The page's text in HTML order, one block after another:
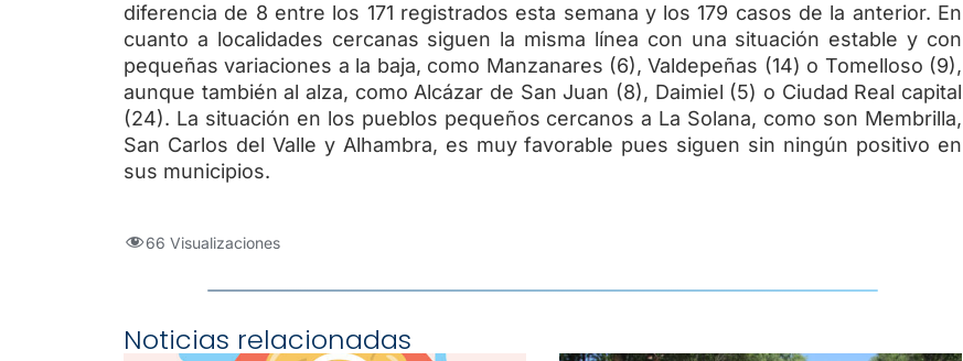
diferencia de 8 entre los 171 registrados esta semana y los 179 casos de la anterior. En
cuanto a localidades cercanas siguen la misma línea con una situación estable y con
pequeñas variaciones a la baja, como Manzanares (6), Valdepeñas (14) o Tomelloso (9),
aunque también al alza, como Alcázar de San Juan (8), Daimiel (5) o Ciudad Real capital
(24). La situación en los pueblos pequeños cercanos a La Solana, como son Membrilla,
San Carlos del Valle y Alhambra, es muy favorable pues siguen sin ningún positivo en
sus municipios.
66 Visualizaciones
Noticias relacionadas